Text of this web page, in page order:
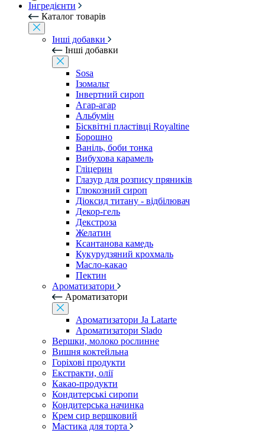
Інгредієнти
Каталог товарів
Інші добавки
Інші добавки
Sosa
Ізомальт
Інвертний сироп
Агар-агар
Альбумін
Бісквітні пластівці Royaltine
Борошно
Ваніль, боби тонка
Вибухова карамель
Гліцерин
Глазур для розпису пряників
Глюкозний сироп
Діоксид титану - відбілювач
Декор-гель
Декстроза
Желатин
Ксантанова камедь
Кукурудзяний крохмаль
Масло-какао
Пектин
Ароматизатори
Ароматизатори
Ароматизатори Ja Latarte
Ароматизатори Slado
Вершки, молоко рослинне
Вишня коктейльна
Горіхові продукти
Екстракти, олії
Какао-продукти
Кондитерські сиропи
Кондитерська начинка
Крем сир вершковий
Мастика для торта